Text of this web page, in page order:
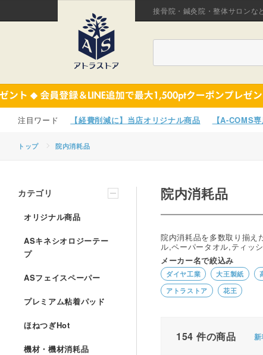
接骨院・鍼灸院・整体サロンな
【経費削減に】当店オリジナル商品 【A-COMS
トップ 院内消耗品
院内消耗品
院内消耗品を多数取り揃え
ル,ペーパータオル,ティッ
メーカー名で絞込み
ダイヤ工業 大王製紙
アトラストア
花王
154 件の商品
カテゴリ
オリジナル商品
ASキネシオロジーテー
プ
ASフェイスペーパー
プレミアム粘着パッド
ほねつぎHot
機材・機材消耗品